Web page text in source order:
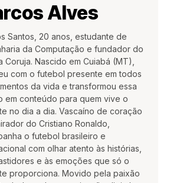
Alves
Santos, 20 anos, estudante de
da Computação e fundador do
Coruja. Nascido em Cuiabá (MT),
com o futebol presente em todos
da vida e transformou essa
em conteúdo para quem vive o
no dia a dia. Vascaíno de coração
do Cristiano Ronaldo,
o futebol brasileiro e
com olhar atento às histórias,
e às emoções que só o
proporciona. Movido pela paixão